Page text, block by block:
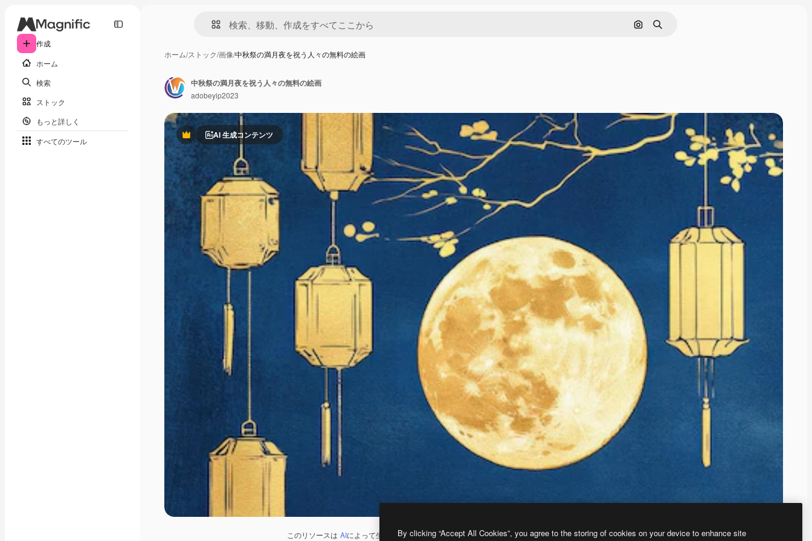
作成
ホーム
検索
ストック
もっと詳しく
すべてのツール
画像で検索
検索
ホーム/ストック/画像/中秋祭の満月夜を祝う人々の無料の絵画
PremiumAI 生成コンテンツ
このリソースは AIによって生成されたものです。 AI画像生成ツールを使うと、あなた独自の画像を作成できます。
中秋祭の満月夜を祝う人々の無料の絵画
adobeyip2023
By clicking “Accept All Cookies”, you agree to the storing of cookies on your device to enhance site